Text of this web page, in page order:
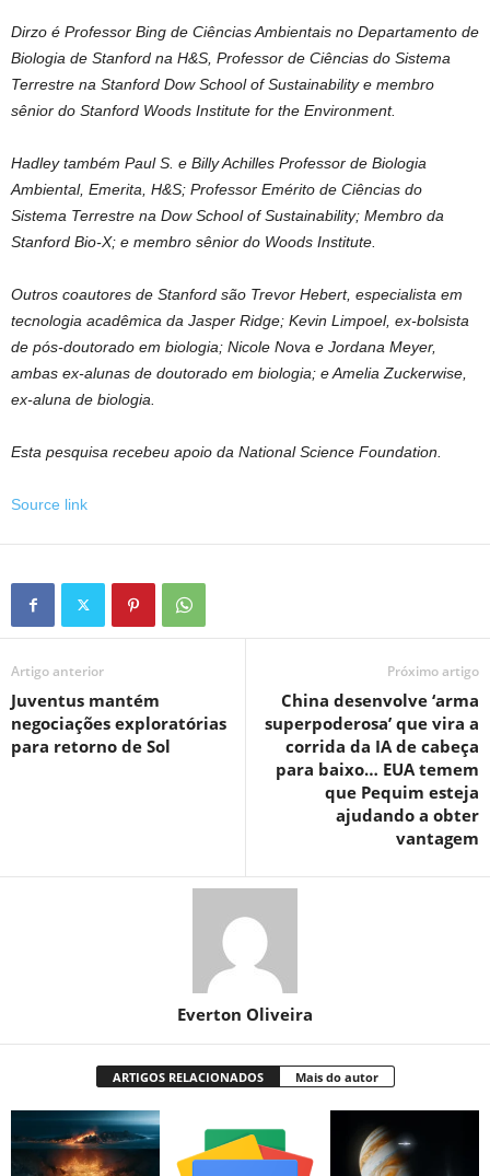
Dirzo é Professor Bing de Ciências Ambientais no Departamento de
Biologia de Stanford na H&S, Professor de Ciências do Sistema
Terrestre na Stanford Dow School of Sustainability e membro
sênior do Stanford Woods Institute for the Environment.
Hadley também Paul S. e Billy Achilles Professor de Biologia
Ambiental, Emerita, H&S; Professor Emérito de Ciências do
Sistema Terrestre na Dow School of Sustainability; Membro da
Stanford Bio-X; e membro sênior do Woods Institute.
Outros coautores de Stanford são Trevor Hebert, especialista em
tecnologia acadêmica da Jasper Ridge; Kevin Limpoel, ex-bolsista
de pós-doutorado em biologia; Nicole Nova e Jordana Meyer,
ambas ex-alunas de doutorado em biologia; e Amelia Zuckerwise,
ex-aluna de biologia.
Esta pesquisa recebeu apoio da National Science Foundation.
Source link
Artigo anterior
Juventus mantém
negociações exploratórias
para retorno de Sol
Próximo artigo
China desenvolve ‘arma
superpoderosa’ que vira a
corrida da IA ​​de cabeça
para baixo… EUA temem
que Pequim esteja
ajudando a obter
vantagem
Everton Oliveira
ARTIGOS RELACIONADOS Mais do autor